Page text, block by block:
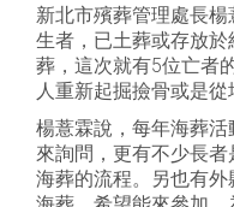
新北市殯葬管理處長
生者，已土葬或存放
葬，這次就有5位亡者
人重新起掘撿骨或是從
楊薏霖說，每年海葬
來詢問，更有不少長
海葬的流程。另也有